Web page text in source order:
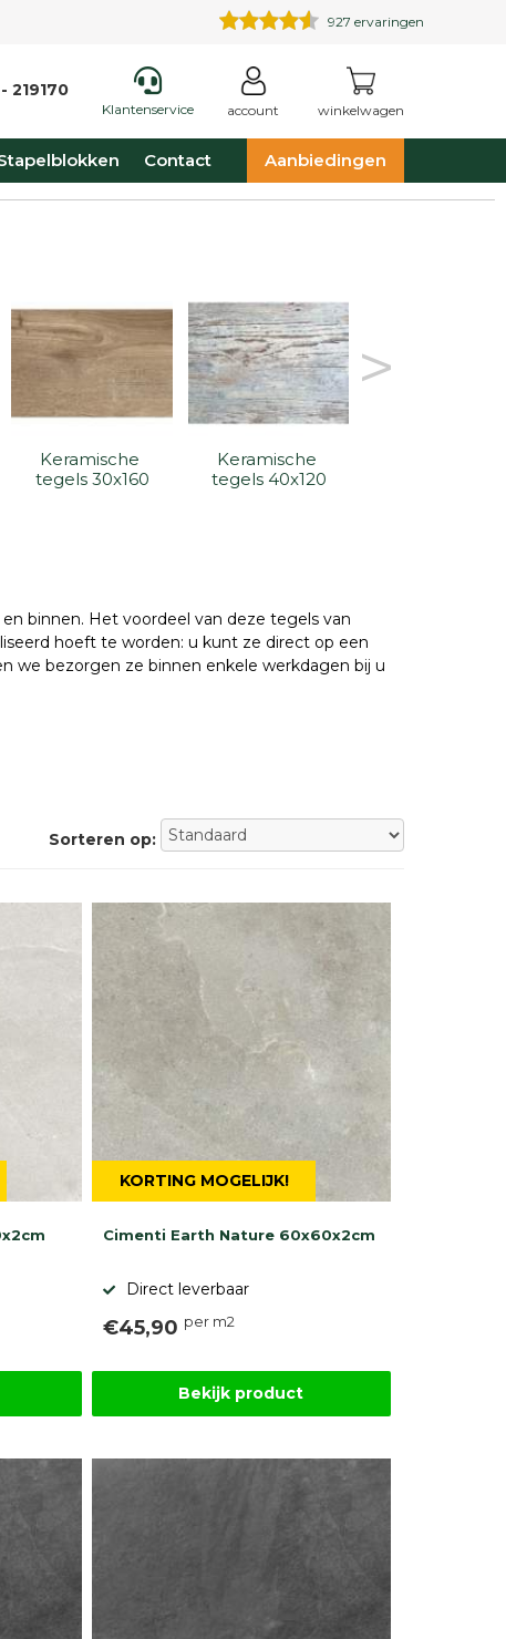
927 ervaringen
219170
Klantenservice account winkelwagen
Contact Aanbiedingen
Keramische
tegels 30x160
Keramische
tegels 40x120
>
binnen. Het voordeel van deze tegels van
hoeft te worden: u kunt ze direct op een
we bezorgen ze binnen enkele werkdagen bij u
Sorteren op:
KORTING MOGELIJK!
Cimenti Earth Nature 60x60x2cm
Direct leverbaar
€45,90 per m2
Bekijk product